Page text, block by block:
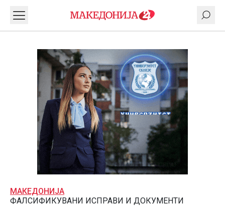
МАКЕДОНИЈА
ФАЛСИФИКУВАНИ ИСПРАВИ И ДОКУМЕНТИ